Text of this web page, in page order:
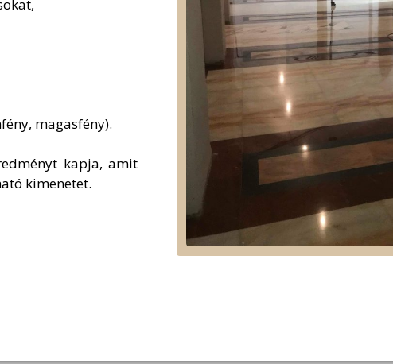
magasfény).
kapja, amit
kimenetet.